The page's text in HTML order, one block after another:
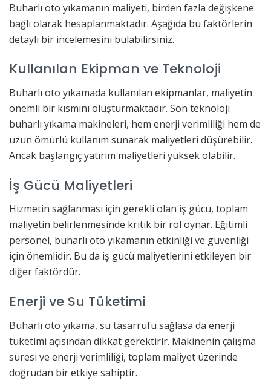
Buharlı oto yıkamanın maliyeti, birden fazla değişkene
bağlı olarak hesaplanmaktadır. Aşağıda bu faktörlerin
detaylı bir incelemesini bulabilirsiniz.
Kullanılan Ekipman ve Teknoloji
Buharlı oto yıkamada kullanılan ekipmanlar, maliyetin
önemli bir kısmını oluşturmaktadır. Son teknoloji
buharlı yıkama makineleri, hem enerji verimliliği hem de
uzun ömürlü kullanım sunarak maliyetleri düşürebilir.
Ancak başlangıç yatırım maliyetleri yüksek olabilir.
İş Gücü Maliyetleri
Hizmetin sağlanması için gerekli olan iş gücü, toplam
maliyetin belirlenmesinde kritik bir rol oynar. Eğitimli
personel, buharlı oto yıkamanın etkinliği ve güvenliği
için önemlidir. Bu da iş gücü maliyetlerini etkileyen bir
diğer faktördür.
Enerji ve Su Tüketimi
Buharlı oto yıkama, su tasarrufu sağlasa da enerji
tüketimi açısından dikkat gerektirir. Makinenin çalışma
süresi ve enerji verimliliği, toplam maliyet üzerinde
doğrudan bir etkiye sahiptir.